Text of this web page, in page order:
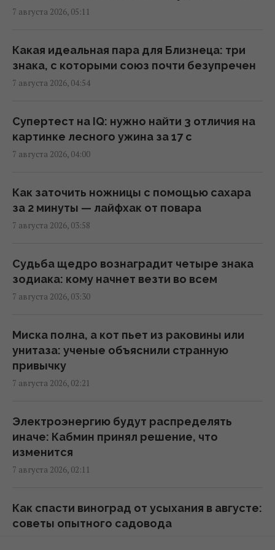
04:37 пятница, 07 августа 2026
214 миллионов лет назад астероид
оставил в Канаде "глаз", видимый из
космоса
В чем польза грецких орехов для сердца,
мозга и укрепления иммунитета
В Генштабе ВСУ сообщили, на какую сумму
страны НАТО выделят Украине военную
02:52 пятница, 07 августа 2026
Кинжал Тутанхамона оказался выкованным
02:26 пятница, 07 августа 2026
США ввели новые санкции против Кубы за
сотрудничество с Китаем и РФ, –
02:05 пятница, 07 августа 2026
Как выбраться из грязи на автомобиле:
назван простой предмет в салоне,
01:23 пятница, 07 августа 2026
7 августа 2026, 05:11
Какая идеальная пара для Близнеца: три
знака, с которыми союз почти безупречен
7 августа 2026, 04:54
Супертест на IQ: нужно найти 3 отличия на
картинке лесного ужина за 17 с
7 августа 2026, 04:00
Как заточить ножницы с помощью сахара
за 2 минуты — лайфхак от повара
7 августа 2026, 03:58
Судьба щедро вознаградит четыре знака
зодиака: кому начнет везти во всем
7 августа 2026, 03:30
Миска полна, а кот пьет из раковины или
унитаза: ученые объяснили странную
привычку
7 августа 2026, 02:21
Электроэнергию будут распределять
иначе: Кабмин принял решение, что
изменится
7 августа 2026, 02:11
Как спасти виноград от усыхания в августе:
советы опытного садовода